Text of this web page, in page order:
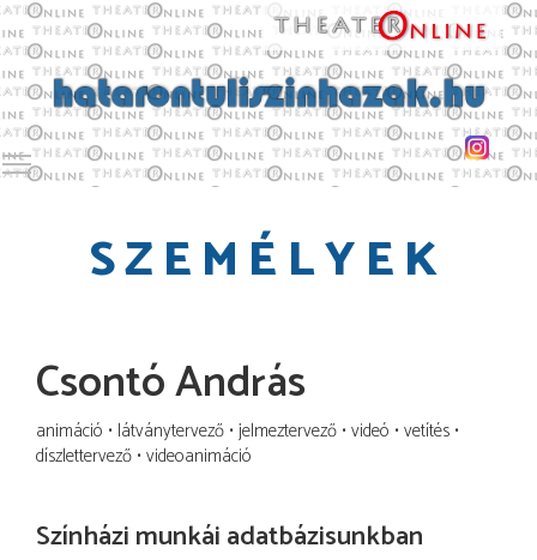
Toggle main menu visibility
SZEMÉLYEK
Csontó András
animáció látványtervező jelmeztervező videó vetítés
díszlettervező videoanimáció
Színházi munkái adatbázisunkban